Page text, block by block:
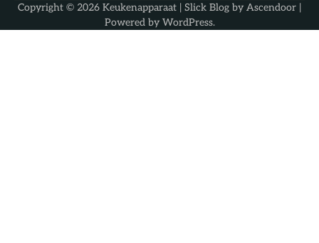
Copyright © 2026 Keukenapparaat | Slick Blog by Ascendoor |
Powered by WordPress.